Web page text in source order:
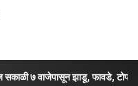
वाजेपासून झाडू, फावडे, टोपल्या घेऊन